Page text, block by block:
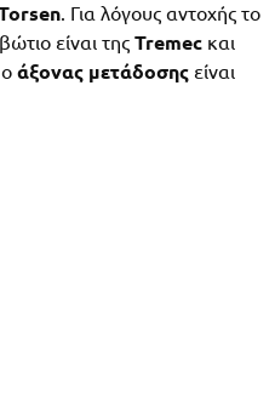
. Για λόγους αντοχής το
είναι της Tremec και
άξονας μετάδοσης είναι